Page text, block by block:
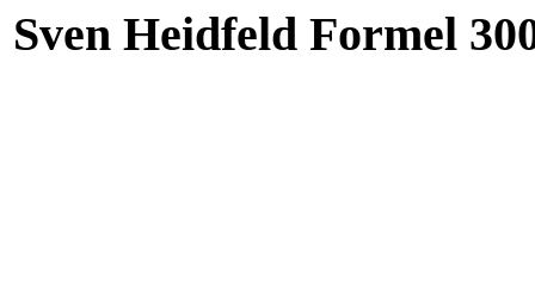
Sven Heidfeld Formel